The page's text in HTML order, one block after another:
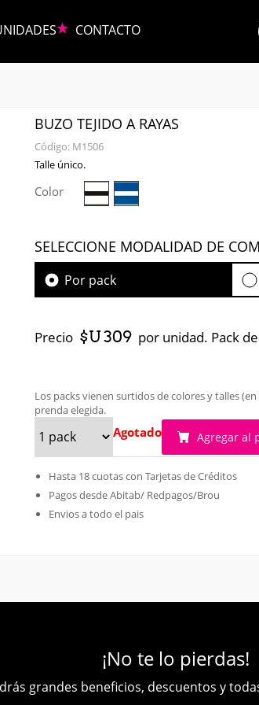
CONTACTO
BUZO TEJIDO A RAYAS
Código: M1506
Talle único.
Color
SELECCIONE MODALIDAD DE
Por pack
Precio $U 309 por unidad. Pack
Los packs vienen surtidos de colores y talles
prenda elegida.
Agotado Agregar al
Hasta 18 cuotas con Tarjetas de Créditos
Pagos desde Abitab/ Redpagos/Brou
Envios a todo el pais
¡No te lo pierdas!
grandes beneficios, descuentos y